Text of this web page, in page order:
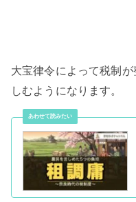
大宝律令によって税制
しむようになります。